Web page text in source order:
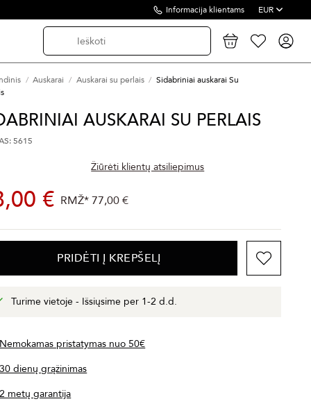
Informacija klientams EUR
Auskarai Auskarai su perlais
Sidabriniai auskarai Su
AUSKARAI SU PERLAIS
5615
Žiūrėti klientų atsiliepimus
€ RMŽ*77,00 €
PRIDĖTI Į KREPŠELĮ
Turime vietoje - Išsiųsime per 1-2 d.d.
Nemokamas pristatymas nuo 50€
30 dienų grąžinimas
2 metų garantija